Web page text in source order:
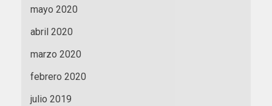
mayo 2020
abril 2020
marzo 2020
febrero 2020
julio 2019